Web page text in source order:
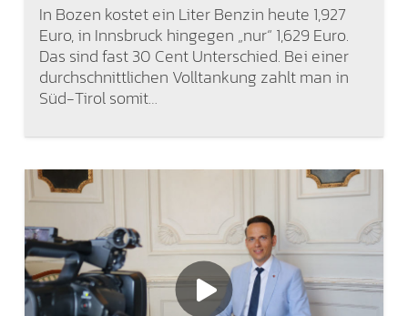
In Bozen kostet ein Liter Benzin heute 1,927
Euro, in Innsbruck hingegen „nur“ 1,629 Euro.
Das sind fast 30 Cent Unterschied. Bei einer
durchschnittlichen Volltankung zahlt man in
Süd-Tirol somit…